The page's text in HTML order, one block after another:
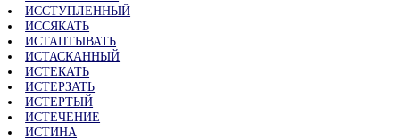
ИССТУПЛЕННЫЙ
ИССЯКАТЬ
ИСТАПТЫВАТЬ
ИСТАСКАННЫЙ
ИСТЕКАТЬ
ИСТЕРЗАТЬ
ИСТЕРТЫЙ
ИСТЕЧЕНИЕ
ИСТИНА